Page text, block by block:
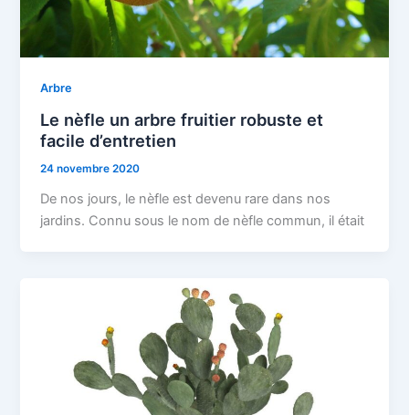
Arbre
Le nèfle un arbre fruitier robuste et
facile d’entretien
24 novembre 2020
De nos jours, le nèfle est devenu rare dans nos
jardins. Connu sous le nom de nèfle commun, il était